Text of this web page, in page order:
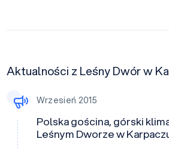
Aktualności z Leśny Dwór w
Wrzesień 2015
Polska gościna, górski
Leśnym Dworze w